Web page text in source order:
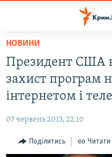
Перейти
основного
матеріалу
Перейти
до
основної
навігації
Перейти
до
ВОДА.КРИМ
ВІДЕО ТА ФОТО
БЛОГИ
ПОГЛЯД
НОВИНИ
Президент США
захист програм
інтернетом і
07 червень 2013, 22:10
Поділитись Читати